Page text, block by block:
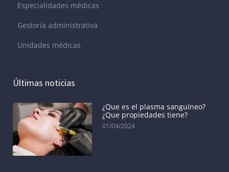
Especialidades médicas
Gestoría administrativa
Unidades médicas
Últimas noticias
¿Que es el plasma sanguíneo?
¿Que propiedades tiene?
01/04/2024